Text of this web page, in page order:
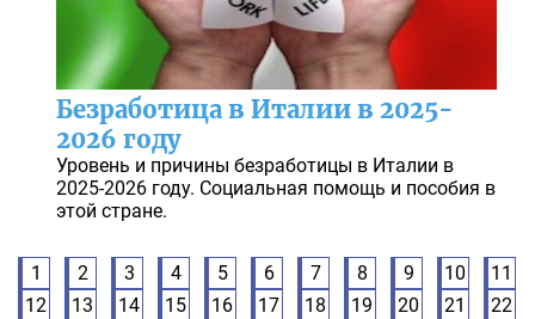
Безработица в Италии в 2025-
2026 году
Уровень и причины безработицы в Италии в
2025-2026 году. Социальная помощь и пособия в
этой стране.
1 2 3 4 5 6 7 8 9 10
11
12
13 14 15 16 17 18 19 20 21
22